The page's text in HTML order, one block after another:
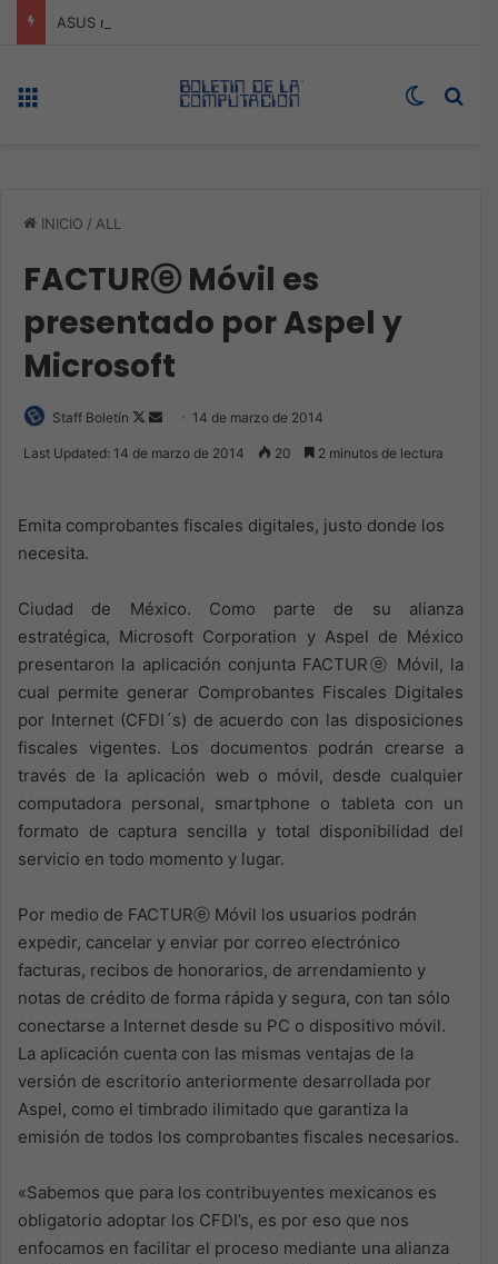
Switch
INICIO / ALL
FACTURⓔ Móvil es
presentado por Aspel y
Microsoft
Staff Boletín
Follow
Send 14 de marzo de 2014
Last Updated: 14 de marzo de 2014 20 2 minutos de lectura
Emita comprobantes fiscales digitales, justo donde los
necesita.
Ciudad de México. Como parte de su alianza
estratégica, Microsoft Corporation y Aspel de México
presentaron la aplicación conjunta FACTURⓔ Móvil, la
cual permite generar Comprobantes Fiscales Digitales
por Internet (CFDI´s) de acuerdo con las disposiciones
fiscales vigentes. Los documentos podrán crearse a
través de la aplicación web o móvil, desde cualquier
computadora personal, smartphone o tableta con un
formato de captura sencilla y total disponibilidad del
servicio en todo momento y lugar.
Por medio de FACTURⓔ Móvil los usuarios podrán
expedir, cancelar y enviar por correo electrónico
facturas, recibos de honorarios, de arrendamiento y
notas de crédito de forma rápida y segura, con tan sólo
conectarse a Internet desde su PC o dispositivo móvil.
La aplicación cuenta con las mismas ventajas de la
versión de escritorio anteriormente desarrollada por
Aspel, como el timbrado ilimitado que garantiza la
emisión de todos los comprobantes fiscales necesarios.
«Sabemos que para los contribuyentes mexicanos es
obligatorio adoptar los CFDI’s, es por eso que nos
enfocamos en facilitar el proceso mediante una alianza